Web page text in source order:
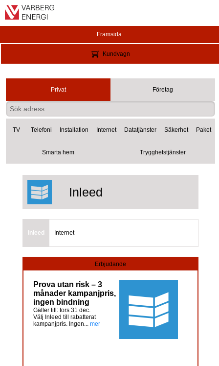
Framsida
Kundvagn
Privat Företag
TV Telefoni Installation Internet Datatjänster Säkerhet Paket
Smarta hem Trygghetstjänster
Inleed
Inleed Internet
Erbjudande
Prova utan risk – 3
månader kampanjpris,
ingen bindning
Gäller till: tors 31 dec.
Välj Inleed till rabatterat
kampanjpris. Ingen... mer